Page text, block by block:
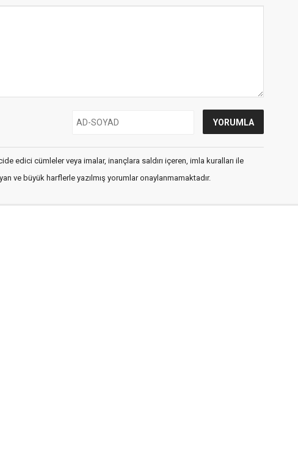
edici cümleler veya imalar, inançlara saldırı içeren, imla kuralları ile
ve büyük harflerle yazılmış yorumlar onaylanmamaktadır.